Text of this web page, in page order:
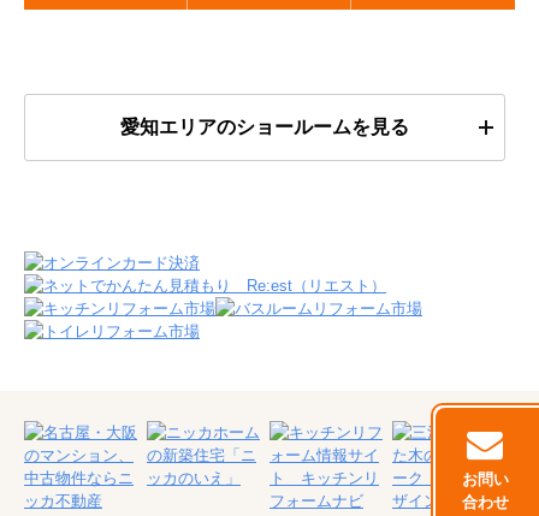
愛知エリアのショールームを見る
お問い
合わせ